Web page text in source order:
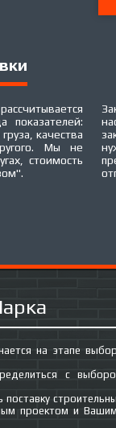
показателей:
качества
Мы не
стоимость
на этапе
с
проектом и